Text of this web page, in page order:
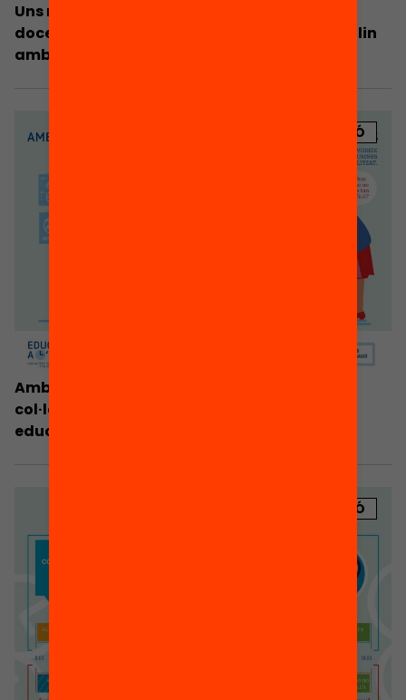
Uns nous horaris preveuen temps perquè els
docents puguin col·laborar entre ells i treballin
amb altres professionals
PUBLICACIÓ
Amb uns nous horaris s’afavoreix el treball
col·laboratiu entre els alumnes i el suport
educatiu individualitzat
PUBLICACIÓ